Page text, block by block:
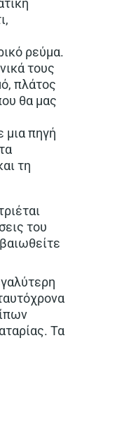
ρεύμα.
τους
πλάτος
θα μας
μια πηγή
τη
του
Τα